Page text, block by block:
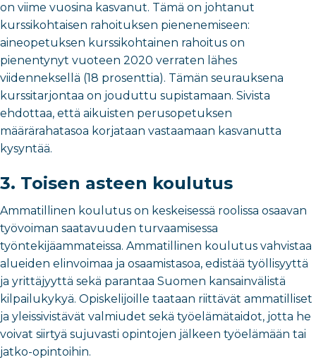
on viime vuosina kasvanut. Tämä on johtanut
kurssikohtaisen rahoituksen pienenemiseen:
aineopetuksen kurssikohtainen rahoitus on
pienentynyt vuoteen 2020 verraten lähes
viidenneksellä (18 prosenttia). Tämän seurauksena
kurssitarjontaa on jouduttu supistamaan. Sivista
ehdottaa, että aikuisten perusopetuksen
määrärahatasoa korjataan vastaamaan kasvanutta
kysyntää.
3. Toisen asteen koulutus
Ammatillinen koulutus on keskeisessä roolissa osaavan
työvoiman saatavuuden turvaamisessa
työntekijäammateissa. Ammatillinen koulutus vahvistaa
alueiden elinvoimaa ja osaamistasoa, edistää työllisyyttä
ja yrittäjyyttä sekä parantaa Suomen kansainvälistä
kilpailukykyä. Opiskelijoille taataan riittävät ammatilliset
ja yleissivistävät valmiudet sekä työelämätaidot, jotta he
voivat siirtyä sujuvasti opintojen jälkeen työelämään tai
jatko-opintoihin.